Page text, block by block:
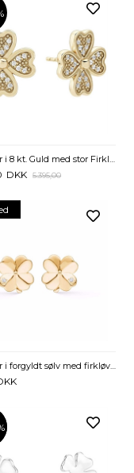
DKK 5.395,00
Ørestikker i forgyldt sølv med firkløver og zirkonia